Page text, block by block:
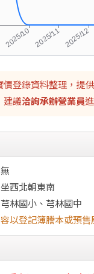
價登錄資料整理，提
建議洽詢承辦營業員
西北朝東南
林國小、芎林國中
以登記簿謄本或預